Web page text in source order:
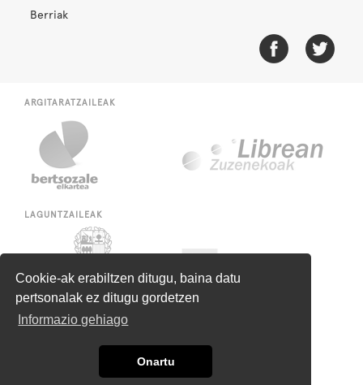
Cookie-ak erabiltzen ditugu, baina datu
pertsonalak ez ditugu gordetzen
Informazio gehiago
Onartu
Berriak
ARGITARATZAILEAK
LAGUNTZAILEAK